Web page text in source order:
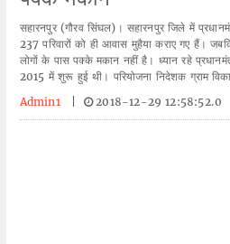
सहारनपुर (गौरव सिंघल)। सहारनपुर जिले में
237 परिवारों को ही आवास मुहैया कराए गए हैं।
लोगों के पास पक्के मकान नहीं है। ध्यान रहे
2015 में शुरू हुई थी। परियोजना निदेशक ग्राम
Admin1
2018-12-29 12:58:52.0